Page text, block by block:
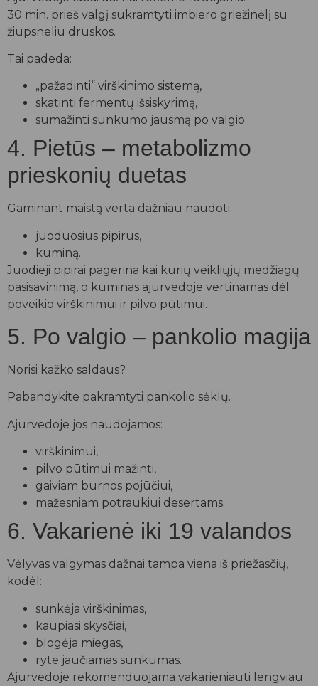
30 min. prieš valgį sukramtyti imbiero griežinėlį su
žiupsneliu druskos.
Tai padeda:
„pažadinti“ virškinimo sistemą,
skatinti fermentų išsiskyrimą,
sumažinti sunkumo jausmą po valgio.
4. Pietūs – metabolizmo
prieskonių duetas
Gaminant maistą verta dažniau naudoti:
juoduosius pipirus,
kuminą.
Juodieji pipirai pagerina kai kurių veikliųjų medžiagų
pasisavinimą, o kuminas ajurvedoje vertinamas dėl
poveikio virškinimui ir pilvo pūtimui.
5. Po valgio – pankolio magija
Norisi kažko saldaus?
Pabandykite pakramtyti pankolio sėklų.
Ajurvedoje jos naudojamos:
virškinimui,
pilvo pūtimui mažinti,
gaiviam burnos pojūčiui,
mažesniam potraukiui desertams.
6. Vakarienė iki 19 valandos
Vėlyvas valgymas dažnai tampa viena iš priežasčių,
kodėl:
sunkėja virškinimas,
kaupiasi skysčiai,
blogėja miegas,
ryte jaučiamas sunkumas.
Ajurvedoje rekomenduojama vakarieniauti lengviau